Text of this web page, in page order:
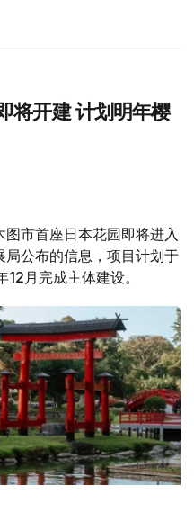
将开建 计划明年樱
图市首座日本花园即将进入
公布的信息，项目计划于
月完成主体建设。